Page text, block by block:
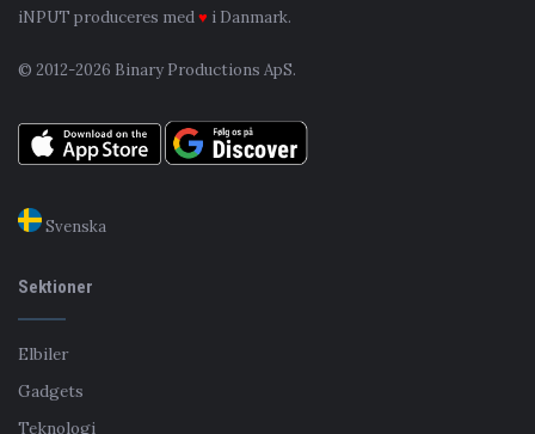
iNPUT produceres med♥ i Danmark.
© 2012-2026 Binary Productions ApS.
Svenska
Sektioner
Elbiler
Gadgets
Teknologi